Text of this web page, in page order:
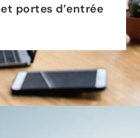
et portes d’entrée